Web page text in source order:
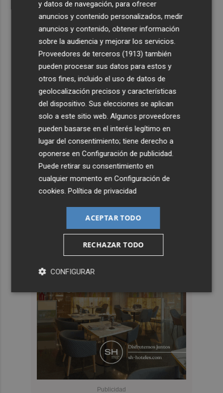
y datos de navegación, para ofrecer
anuncios y contenido personalizados, medir
anuncios y contenido, obtener información
sobre la audiencia y mejorar los servicios.
Proveedores de terceros (1913) también
pueden procesar sus datos para estos y
otros fines, incluido el uso de datos de
geolocalización precisos y características
del dispositivo. Sus elecciones se aplican
solo a este sitio web. Algunos proveedores
pueden basarse en el interés legítimo en
lugar del consentimiento; tiene derecho a
oponerse enConfiguración de publicidad
Puede retirar su consentimiento en
cualquier momento enConfiguración de
cookies .Política de privacidad
ACEPTAR TODO
RECHAZAR TODO
CONFIGURAR